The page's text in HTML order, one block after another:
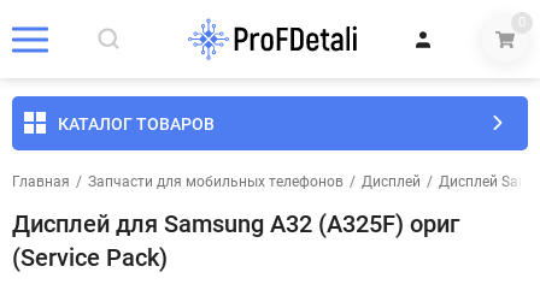
0
КАТАЛОГ ТОВАРОВ
Главная / Запчасти для мобильных телефонов / Дисплей / Дисплей
Дисплей для Samsung A32 (A325F) ориг
(Service Pack)